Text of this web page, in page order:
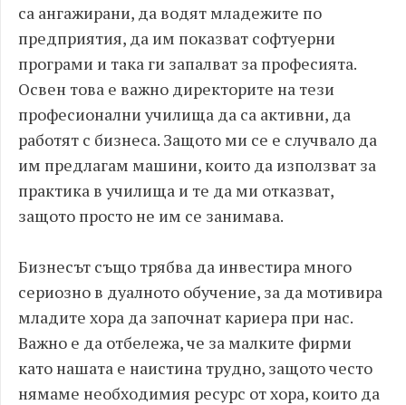
са ангажирани, да водят младежите по
предприятия, да им показват софтуерни
програми и така ги запалват за професията.
Освен това е важно директорите на тези
професионални училища да са активни, да
работят с бизнеса. Защото ми се е случвало да
им предлагам машини, които да използват за
практика в училища и те да ми отказват,
защото просто не им се занимава.
Бизнесът също трябва да инвестира много
сериозно в дуалното обучение, за да мотивира
младите хора да започнат кариера при нас.
Важно е да отбележа, че за малките фирми
като нашата е наистина трудно, защото често
нямаме необходимия ресурс от хора, които да